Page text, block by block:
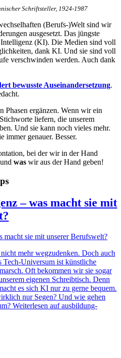
Schriftsteller, 1924-1987
(Berufs-)Welt sind wir
ausgesetzt. Das jüngste
(KI). Die Medien sind voll
dank KI. Und sie sind voll
verschwinden werden. Auch dank
bewusste Auseinandersetzung.
Phasen ergänzen. Wenn wir ein
liefern, die unserem
Und sie kann noch vieles mehr.
genauer. Besser.
bei der wir in der Hand
was wir aus der Hand geben!
– was macht sie mit
mehr wegzudenken. Doch auch
Tech-Universum ist künstliche
Oft bekommen wir sie sogar
eigenen Schreibtisch. Denn
es sich KI nur zu gerne bequem.
nur Segen? Und wie gehen
Weiterlesen auf ausbildung-